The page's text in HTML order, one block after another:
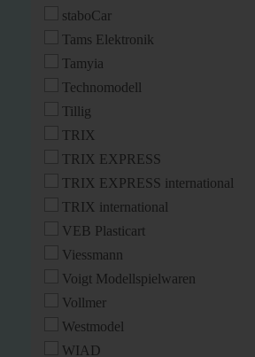
staboCar
Tams Elektronik
Tamyia
Technomodell
Tillig
TRIX
TRIX EXPRESS
TRIX EXPRESS international
TRIX international
VEB Plasticart
Viessmann
Voigt Modellspielwaren
Vollmer
Westmodel
WIAD